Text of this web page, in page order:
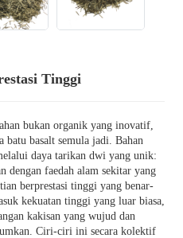
Tinggi
bukan organik yang inovatif,
basalt semula jadi. Bahan
daya tarikan dwi yang unik:
dengan faedah alam sekitar yang
berprestasi tinggi yang benar-
kekuatan tinggi yang luar biasa,
kakisan yang wujud dan
Ciri-ciri ini secara kolektif